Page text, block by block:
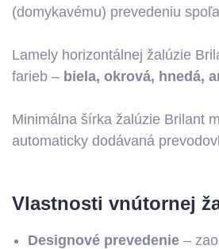
(domykavému) prevedeniu
Lamely horizontálnej žalúzie
farieb – biela, okrová, hnedá,
Minimálna šírka žalúzie Brilant
automaticky dodávaná
Vlastnosti vnútornej
Designové prevedenie –